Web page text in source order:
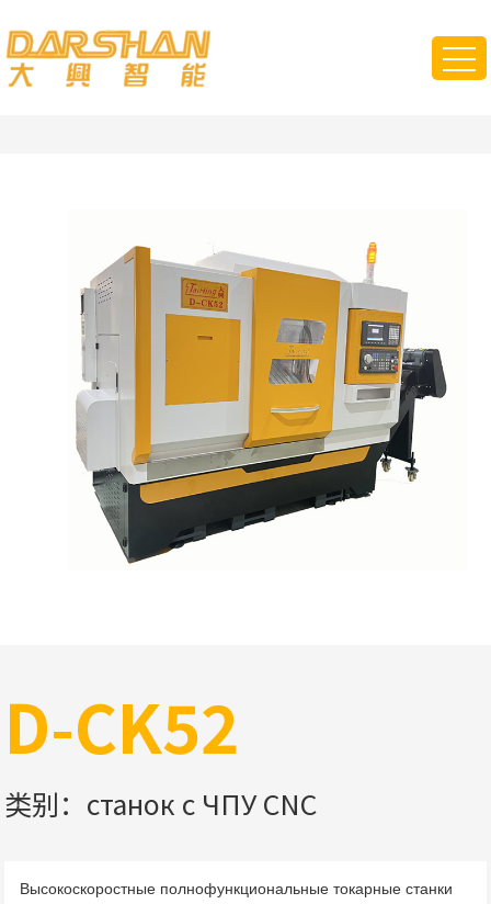
D-CK52
类别：станок с ЧПУ CNC
Высокоскоростные полнофункциональные токарные станки